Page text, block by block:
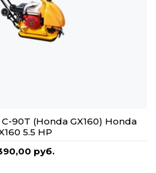
90T (Honda GX160) Honda
5.5 HP
руб.